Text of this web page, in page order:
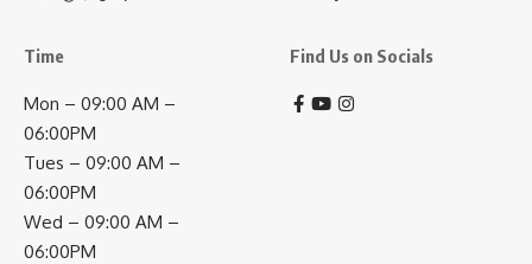
Time
Mon – 09:00 AM –
06:00PM
Tues – 09:00 AM –
06:00PM
Wed – 09:00 AM –
06:00PM
Find Us on Socials